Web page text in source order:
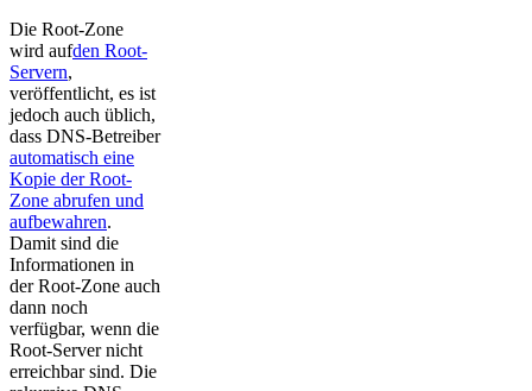
Die Root-Zone
wird aufden Root-
Servern,
veröffentlicht, es ist
jedoch auch üblich,
dass DNS-Betreiber
automatisch eine
Kopie der Root-
Zone abrufen und
aufbewahren.
Damit sind die
Informationen in
der Root-Zone auch
dann noch
verfügbar, wenn die
Root-Server nicht
erreichbar sind. Die